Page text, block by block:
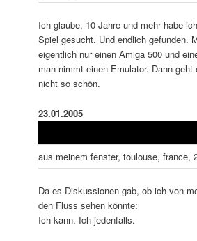
Ich glaube, 10 Jahre und mehr habe
Spiel gesucht. Und endlich gefunden.
eigentlich nur einen Amiga 500 und
man nimmt einen Emulator. Dann
nicht so schön.
23.01.2005
aus meinem fenster, toulouse, france,
Da es Diskussionen gab, ob ich von
den Fluss sehen könnte:
Ich kann. Ich jedenfalls.